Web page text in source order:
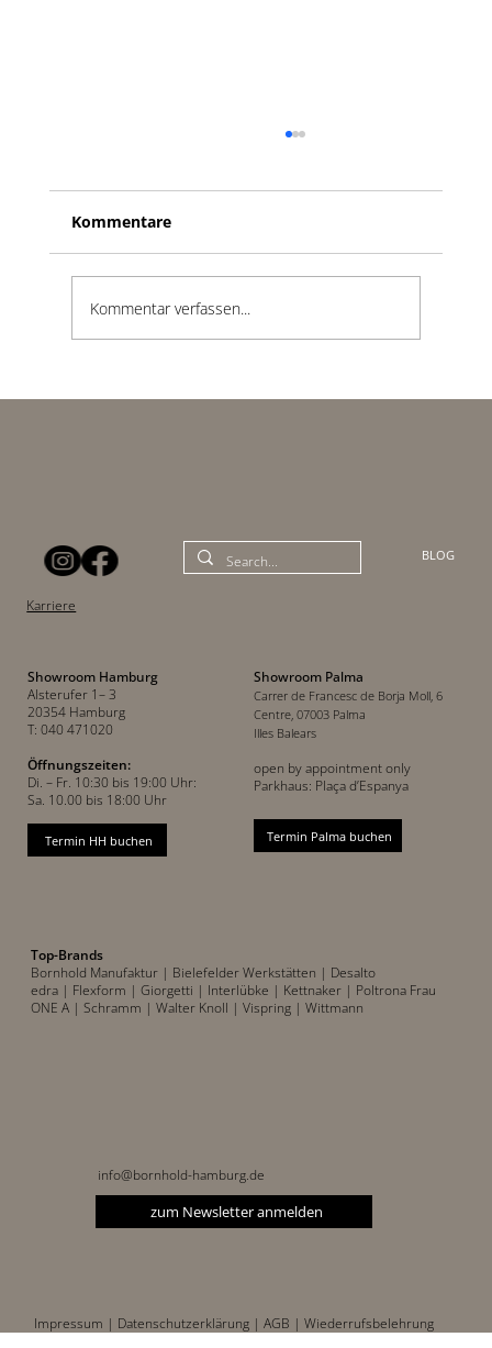
Die Architektur der Stille
Kommentare
Kommentar verfassen...
Impressum | Datenschutzerklärung | AGB | Wiederrufsbelehrung
Showroom Hamburg
Alsterufer 1– 3
20354 Hamburg
T: 040 471020
Öffnungszeiten:
Di. – Fr. 10:30 bis 19:00 Uhr:
Sa. 10.00 bis 18:00 Uhr
Termin HH buchen
Showroom Palma
Carrer de Francesc de Borja Moll, 6
Centre, 07003 Palma
Illes Balears
open by appointment only
Parkhaus: Plaça d’Espanya
Termin Palma buchen
BLOG
Karriere
info@bornhold-hamburg.de
zum Newsletter anmelden
Top-Brands
Bornhold Manufaktur | Bielefelder Werkstätten | Desalto
edra | Flexform | Giorgetti | Interlübke | Kettnaker | Poltrona Frau
ONE A| Schramm | Walter Knoll | Vispring| Wittmann